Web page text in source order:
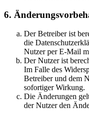
6.
Der Betreiber ist
die
Nutzer per E-Mail
Der Nutzer ist
Im Falle des
Betreiber und dem
sofortiger Wirkung.
Die Änderungen
der Nutzer den